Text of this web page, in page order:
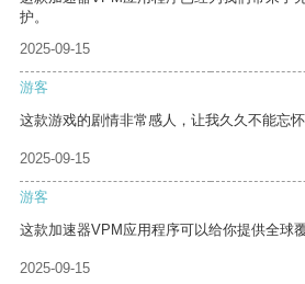
护。
2025-09-15
游客
这款游戏的剧情非常感人，让我久久不能忘怀
2025-09-15
游客
这款加速器VPM应用程序可以给你提供全球
2025-09-15